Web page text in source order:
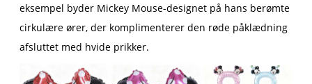
eksempel byder Mickey Mouse-designet på hans berømte
cirkulære ører, der komplimenterer den røde påklædning
afsluttet med hvide prikker.